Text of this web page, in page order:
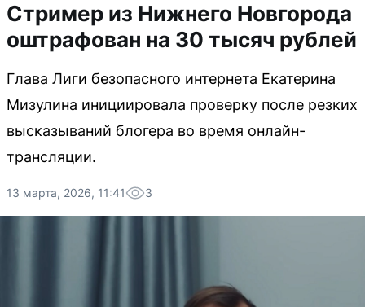
Стример из Нижнего Новгорода
оштрафован на 30 тысяч рублей
Глава Лиги безопасного интернета Екатерина
Мизулина инициировала проверку после резких
высказываний блогера во время онлайн-
трансляции.
13 марта, 2026, 11:41 3